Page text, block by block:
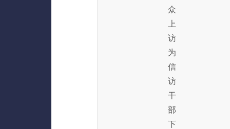
众
上
访
为
信
访
干
部
下